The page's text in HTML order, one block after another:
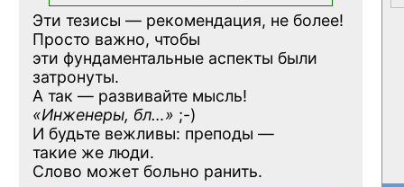
Эти тезисы — рекомендация, не более!
Просто важно, чтобы
эти фундаментальные аспекты были
затронуты.
А так — развивайте мысль!
«Инженеры, бл…» ;-)
И будьте вежливы: преподы —
такие же люди.
Слово может больно ранить.